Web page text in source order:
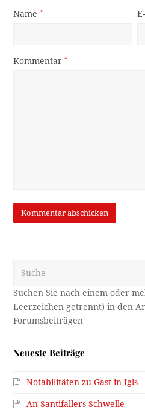
Name*
Kommentar*
Neueste Beiträge
Notabilitäten zu Gast in Igls
An Santifallers Schwelle